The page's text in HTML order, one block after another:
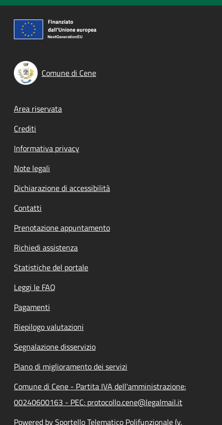
Comune di Cene
Footer menu
Area riservata
Crediti
Informativa privacy
Note legali
Dichiarazione di accessibilità
Contatti
Prenotazione appuntamento
Richiedi assistenza
Statistiche del portale
Leggi le FAQ
Pagamenti
Riepilogo valutazioni
Segnalazione disservizio
Piano di miglioramento dei servizi
Comune di Cene - Partita IVA dell'amministrazione:
00240600163 - PEC: protocollo.cene@legalmail.it
Powered by Sportello Telematico Polifunzionale (v.